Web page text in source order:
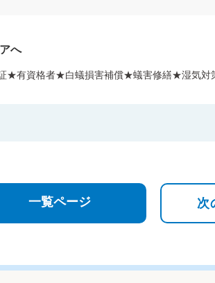
へ
★有資格者★白蟻損害補償★蟻害修繕★湿気対
一覧ページ 次